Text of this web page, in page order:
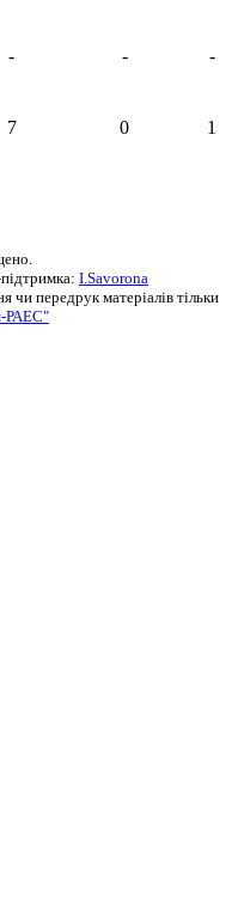
- - -
7 0
1
I.Savorona
чи передрук матеріалів тільки
РАЕС"